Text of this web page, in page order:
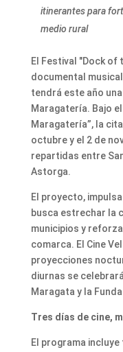
itinerantes para
medio rural
El Festival "Dock of
documental
tendrá este año
Maragatería. Bajo
Maragatería”, la
octubre y el 2 de
repartidas entre
Astorga.
El proyecto,
busca estrechar la
municipios y
comarca. El Cine
proyecciones
diurnas se
Maragata y la
Tres días de cine,
El programa